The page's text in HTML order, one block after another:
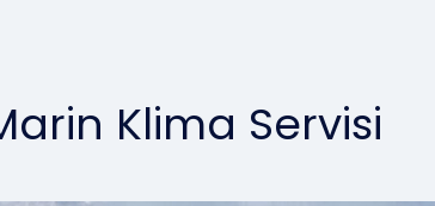
Klima Servisi